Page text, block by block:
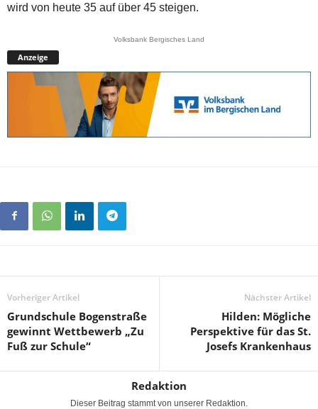
wird von heute 35 auf über 45 steigen.
Volksbank Bergisches Land
Anzeige
Vorheriger Artikel
Grundschule Bogenstraße
gewinnt Wettbewerb „Zu
Fuß zur Schule“
Nächster Artikel
Hilden: Mögliche
Perspektive für das St.
Josefs Krankenhaus
Redaktion
Dieser Beitrag stammt von unserer Redaktion.